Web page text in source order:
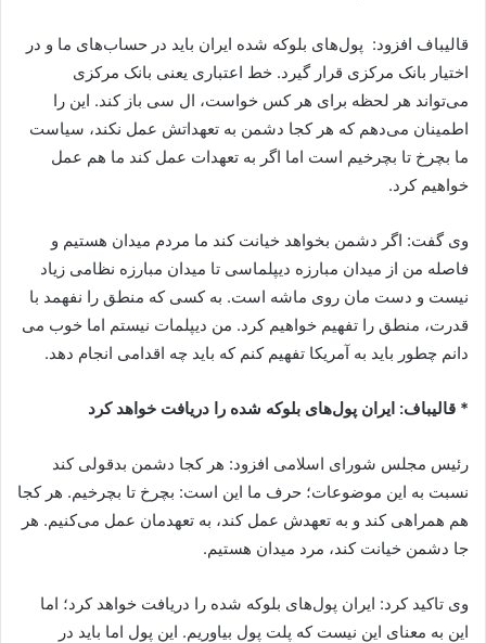
قالیباف افزود: پول‌های بلوکه شده ایران باید در حساب‌های ما و در
اختیار بانک مرکزی قرار گیرد. خط اعتباری یعنی بانک مرکزی
می‌تواند هر لحظه برای هر کس خواست، ال سی باز کند. این را
اطمینان می‌دهم که هر کجا دشمن به تعهداتش عمل نکند، سیاست
ما بچرخ تا بچرخیم است اما اگر به تعهدات عمل کند ما هم عمل
خواهیم کرد.
وی گفت: اگر دشمن بخواهد خیانت کند ما مردم میدان هستیم و
فاصله من از میدان مبارزه دیپلماسی تا میدان مبارزه نظامی زیاد
نیست و دست مان روی ماشه است. به کسی که منطق را نفهمد با
قدرت، منطق را تفهیم خواهیم کرد. من دیپلمات نیستم اما خوب می
دانم چطور باید به آمریکا تفهیم کنم که باید چه اقدامی انجام دهد.
* قالیباف: ایران پول‌های بلوکه شده را دریافت خواهد کرد
رئیس مجلس شورای اسلامی افزود: هر کجا دشمن بدقولی کند
نسبت به این موضوعات؛ حرف ما این است: بچرخ تا بچرخیم. هر کجا
هم همراهی کند و به تعهدش عمل کند، به تعهدمان عمل می‌کنیم. هر
جا دشمن خیانت کند، مرد میدان هستیم.
وی تاکید کرد: ایران پول‌های بلوکه شده را دریافت خواهد کرد؛ اما
این به معنای این نیست که پلت پول بیاوریم. این پول اما باید در